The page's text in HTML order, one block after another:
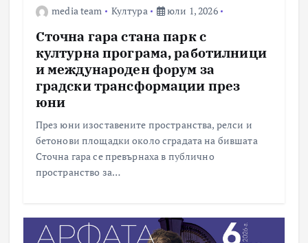
media team Култура юли 1, 2026
Сточна гара стана парк с
културна програма, работилници
и международен форум за
градски трансформации през
юни
През юни изоставените пространства, релси и
бетонови площадки около сградата на бившата
Сточна гара се превърнаха в публично
пространство за…